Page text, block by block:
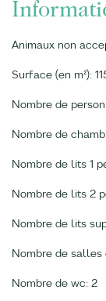
Animaux non
Surface (en m²):
Nombre de
Nombre de
Nombre de lits 1
Nombre de lits 2
Nombre de lits
Nombre de salles
Nombre de wc: 2